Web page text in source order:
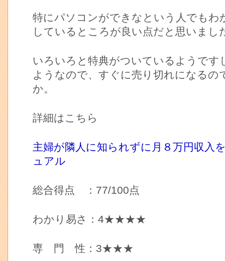
特にパソコンができなという人でもわ
しているところが良い点だと思いまし
いろいろと特典がついているようです
ようなので、すぐに売り切れになるの
か。
詳細はこちら
主婦が隣人に知られずに月８万円収入
ュアル
総合得点 ：77/100点
わかり易さ：4★★★★
専 門 性：3★★★